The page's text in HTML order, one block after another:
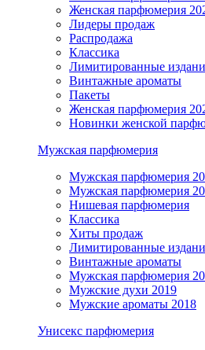
Женская парфюмерия
Лидеры продаж
Распродажа
Классика
Лимитированные
Винтажные ароматы
Пакеты
Женская парфюмерия
Новинки женской
Мужская парфюмерия
Мужская парфюмерия
Мужская парфюмерия
Нишевая парфюмерия
Классика
Хиты продаж
Лимитированные
Винтажные ароматы
Мужская парфюмерия
Мужские духи 2019
Мужские ароматы 2018
Унисекс парфюмерия